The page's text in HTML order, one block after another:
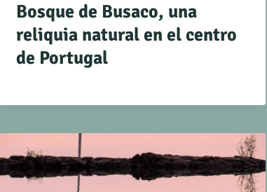
Bosque de Busaco, una
reliquia natural en el centro
de Portugal